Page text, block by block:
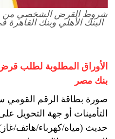
شروط القرض الشخصي من
البنك الأهلي وبنك
الأوراق المطلوبة لطلب
بنك مصر
صورة بطاقة الرقم القومي
التأمينات أو جهة التحويل
حديث (مياه/كهرباء/هاتف/